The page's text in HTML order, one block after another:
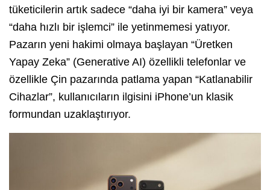
tüketicilerin artık sadece “daha iyi bir kamera” veya
“daha hızlı bir işlemci” ile yetinmemesi yatıyor.
Pazarın yeni hakimi olmaya başlayan “Üretken
Yapay Zeka” (Generative AI) özellikli telefonlar ve
özellikle Çin pazarında patlama yapan “Katlanabilir
Cihazlar”, kullanıcıların ilgisini iPhone’un klasik
formundan uzaklaştırıyor.